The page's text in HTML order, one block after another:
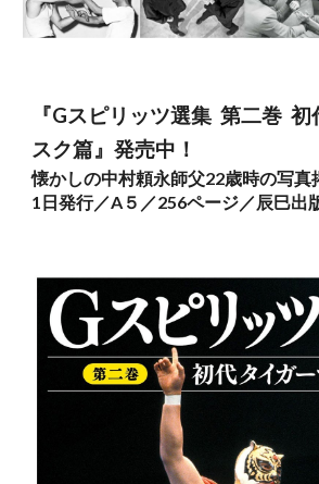
『Gスピリッツ選集 第二巻 初
スク篇』発売中！
懐かしの中村頼永師父22歳時の写真
1日発行／A５／256ページ／辰巳出